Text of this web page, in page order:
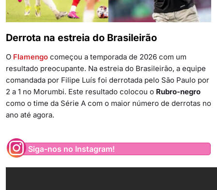
Derrota na estreia do Brasileirão
O Flamengo começou a temporada de 2026 com um
resultado preocupante. Na estreia do Brasileirão, a equipe
comandada por Filipe Luís foi derrotada pelo São Paulo por
2 a 1 no Morumbi. Este resultado colocou o Rubro-negro
como o time da Série A com o maior número de derrotas no
ano até agora.
Siga-nos no Instagram!